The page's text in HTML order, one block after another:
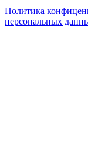
Политика
персональных